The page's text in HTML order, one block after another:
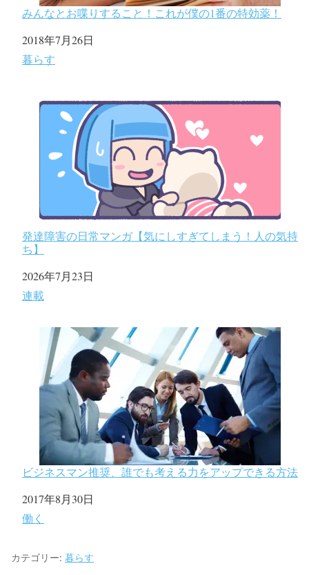
心から大切にしましょう…#独り言#byりこ
pic.twitter.com/Q8ooXrMFIL
— りこ🍅 (@cHjqLaIkaN7B3gH)
みんなとお喋りすること！これが僕の1番の特効薬！
日付
2018年7月26日
関連理由
暮らす
発達障害の日常マンガ【気にしすぎてしまう！人の気持
ち】
日付
2026年7月23日
関連理由
連載
ビジネスマン推奨、誰でも考える力をアップできる方法
日付
2017年8月30日
関連理由
働く
カテゴリー: 暮らす